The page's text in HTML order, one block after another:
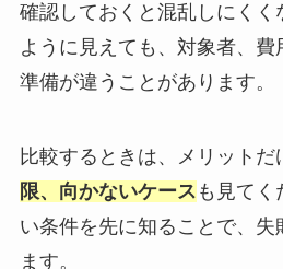
確認しておくと混乱しにくく
ように見えても、対象者、
準備が違うことがあります。
比較するときは、メリットだ
限、向かないケース も見てく
い条件を先に知ることで、失
ます。